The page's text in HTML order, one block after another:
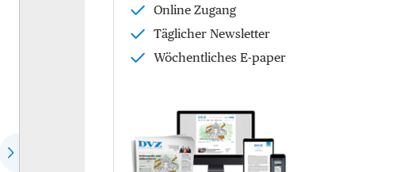
EU-Politik
Dossier: Future of commerce
Dossier: Defence Logistics
Logistikimmobilien
Online Zugang
Täglicher Newsletter
Wöchentliches E-paper